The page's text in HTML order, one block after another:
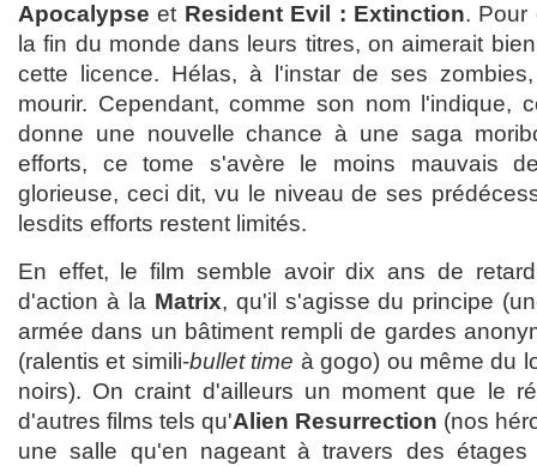
Apocalypse et Resident Evil : Extinction. Pour
la fin du monde dans leurs titres, on aimerait
cette licence. Hélas, à l'instar de ses
mourir. Cependant, comme son nom l'indique,
donne une nouvelle chance à une saga
efforts, ce tome s'avère le moins mauvais
glorieuse, ceci dit, vu le niveau de ses
lesdits efforts restent limités.
En effet, le film semble avoir dix ans de
d'action à la Matrix, qu'il s'agisse du principe
armée dans un bâtiment rempli de gardes
(ralentis et simili-bullet time à gogo) ou même du
noirs). On craint d'ailleurs un moment que le
d'autres films tels qu'Alien Resurrection (nos
une salle qu'en nageant à travers des